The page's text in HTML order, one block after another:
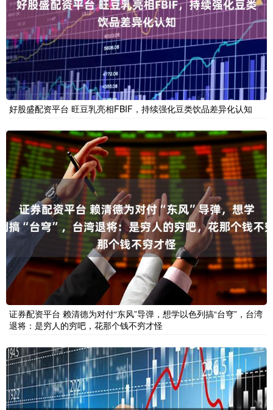
好股盛配资平台 旺豆乳亮相FBIF，持续强化豆类饮品差异化认知
证券配资平台 赖清德为对付“东风”导弹，想学以色列搞“台穹”，台湾
退将：是穷人的穷吧，花那个钱不穷才怪